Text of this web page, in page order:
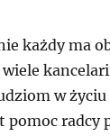
każdy ma
w
radcy